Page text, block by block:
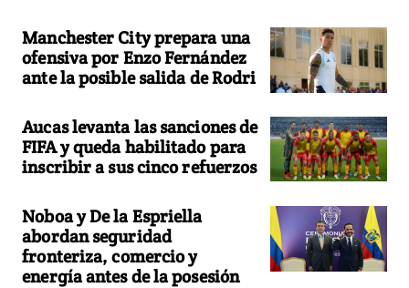
Manchester City prepara una
ofensiva por Enzo Fernández
ante la posible salida de Rodri
Aucas levanta las sanciones de
FIFA y queda habilitado para
inscribir a sus cinco refuerzos
Noboa y De la Espriella
abordan seguridad
fronteriza, comercio y
energía antes de la posesión